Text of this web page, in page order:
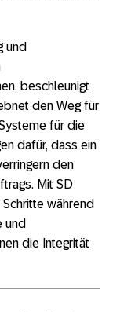
und
beschleunigt
den Weg für
für die
dafür, dass ein
den
Mit SD
während
und
die Integrität